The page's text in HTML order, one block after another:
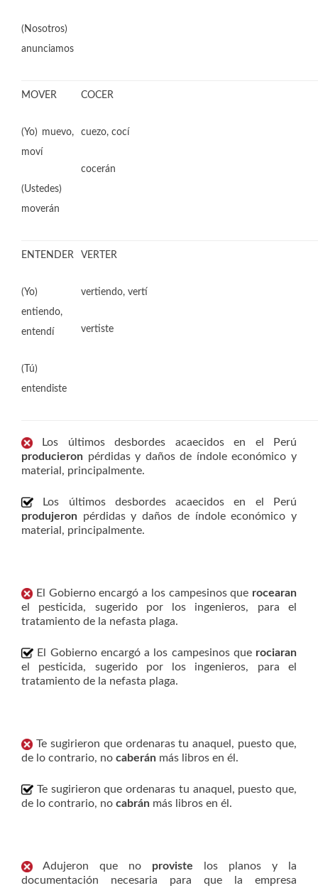
(Nosotros)
anunciamos
MOVER
(Yo) muevo,
moví
(Ustedes)
moverán
COCER
cuezo, cocí
cocerán
ENTENDER
(Yo)
entiendo,
entendí
(Tú)
entendiste
VERTER
vertiendo, vertí
vertiste
Los últimos desbordes acaecidos en el Perú
producieron pérdidas y daños de índole económico y
material, principalmente.
Los últimos desbordes acaecidos en el Perú
produjeron pérdidas y daños de índole económico y
material, principalmente.
El Gobierno encargó a los campesinos que rocearan
el pesticida, sugerido por los ingenieros, para el
tratamiento de la nefasta plaga.
El Gobierno encargó a los campesinos que rociaran
el pesticida, sugerido por los ingenieros, para el
tratamiento de la nefasta plaga.
Te sugirieron que ordenaras tu anaquel, puesto que,
de lo contrario, no caberán más libros en él.
Te sugirieron que ordenaras tu anaquel, puesto que,
de lo contrario, no cabrán más libros en él.
Adujeron que no proviste los planos y la
documentación necesaria para que la empresa